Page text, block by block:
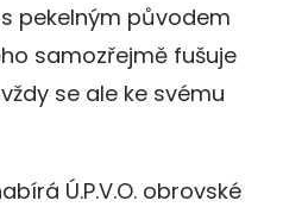
pekelným původem
samozřejmě fušuje
se ale ke svému
Ú.P.V.O. obrovské